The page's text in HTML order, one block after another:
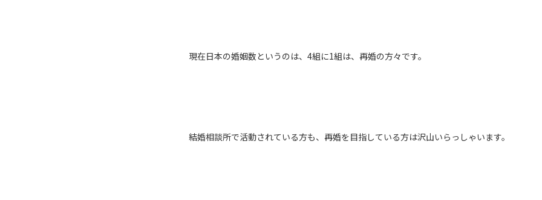
現在日本の婚姻数というのは、 4組に1組は、再婚の方々です。
結婚相談所で活動されている方も、再婚を目指している方は沢山いらっしゃいます。